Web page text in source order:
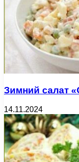
Зимний салат
14.11.2024